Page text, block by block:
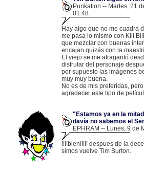
Punkation -- Martes, 21
01:48.
Hay algo que no me cuadra
me pasa lo mismo con Kill
que mezclar con buenas
encajan quizás con la
El viejo se me atragantó
disfrutar del personaje
por supuesto las imágenes
muy muy buena.
No es de mis preferidas,
agradecer este tipo de
"Estamos ya en la
davía no sabemos el
EPHRAM -- Lunes, 9 de
!!!!bien!!!!! despues de la
simos vuelve Tim Burton.